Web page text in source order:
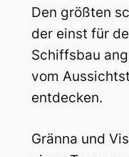
Den größten
der einst für
Schiffsbau
vom
entdecken.
Gränna und